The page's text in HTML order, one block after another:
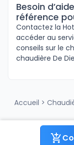
Besoin
référence
Contactez la
accéder au
conseils sur le
chaudière De
Accueil >